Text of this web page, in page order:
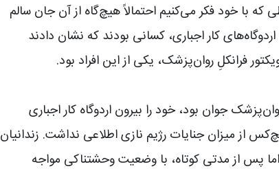
که با خود فکر می‌کنیم احتمالاً هیچ‌گاه از‌ آن جان سالم
کار اجباری، کسانی بودند که نشان دادند
فرانکلِ روان‌پزشک، یکی از این افراد بود.
یک روان‌پزشک جوان بود، خود را بیرون اردوگاه کار اجباری
از میزان جنایات رژیم نازی اطلاعی نداشت. زندانیان
پس از مدتی کوتاه، با وضعیت وحشتناکی مواجه